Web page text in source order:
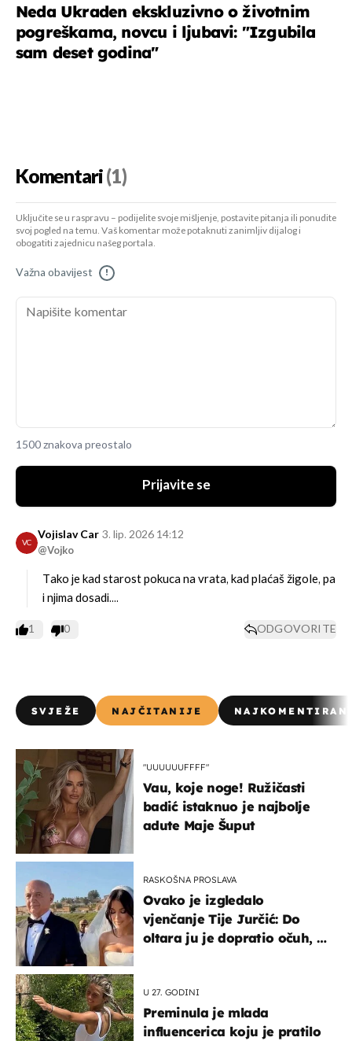
Neda Ukraden ekskluzivno o životnim
pogreškama, novcu i ljubavi: "Izgubila
sam deset godina"
Komentari(1)
Uključite se u raspravu – podijelite svoje mišljenje, postavite pitanja ili ponudite
svoj pogled na temu. Vaš komentar može potaknuti zanimljiv dijalog i
obogatiti zajednicu našeg portala.
Važna obavijest !
1500 znakova preostalo
Prijavite se
VC
Vojislav Car
@Vojko
3. lip. 2026 14:12
Tako je kad starost pokuca na vrata, kad plaćaš žigole, pa
i njima dosadi....
1 0 ODGOVORITE
SVJEŽE NAJČITANIJE
"UUUUUUFFFF"
Vau, koje noge! Ružičasti
badić istaknuo je najbolje
adute Maje Šuput
RASKOŠNA PROSLAVA
Ovako je izgledalo
vjenčanje Tije Jurčić: Do
oltara ju je dopratio očuh, a
U 27. GODINI
Preminula je mlada
influencerica koju je pratilo